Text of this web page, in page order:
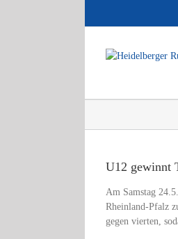
Bild
U12 gewinnt
Am Samstag
Rheinland-Pfalz
gegen vierten,